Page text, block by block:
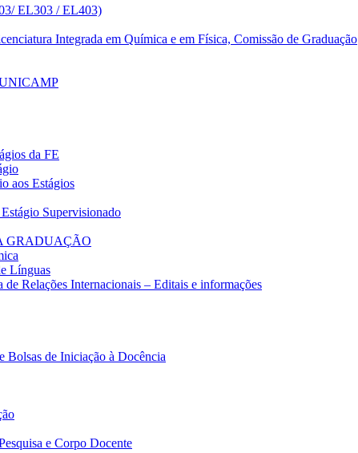
EL303 / EL403)
Integrada em Química e em Física, Comissão de Graduação
UNICAMP
da FE
aos Estágios
Supervisionado
GRADUAÇÃO
Línguas
Relações Internacionais – Editais e informações
de Iniciação à Docência
e Corpo Docente